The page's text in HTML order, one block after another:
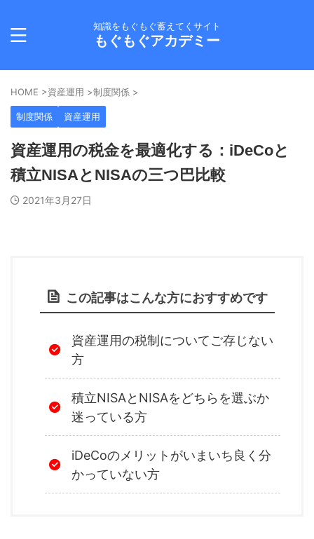
知識をもぐもぐ蓄えてくサイト
もぐもぐアカデミー
HOME >資産運用 >制度関係 >
制度関係 資産運用
資産運用の税金を最適化する：iDeCoと
積立NISAとNISAの三つ巴比較
2021年3月27日
この記事はこんな方におすすめです
資産運用の税制についてご存じない
方
積立NISAとNISAをどちらを選ぶか
迷っている方
iDeCoのメリットがいまいち良く分
かっていない方